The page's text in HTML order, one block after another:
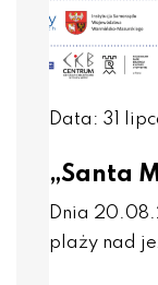
Data: 31
„Santa
Dnia
plaży nad